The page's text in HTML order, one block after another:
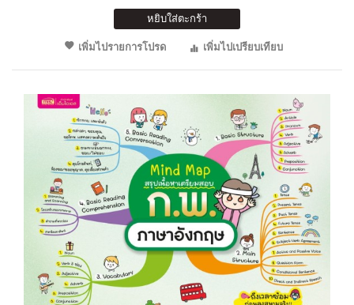
หยิบใส่ตะกร้า
เพิ่มไปรายการโปรด
เพิ่มไปเปรียบเทียบ